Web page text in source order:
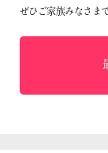
ぜひご家族みなさま